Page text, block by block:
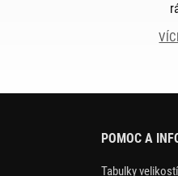
POMOC A
Tabulky velikostí